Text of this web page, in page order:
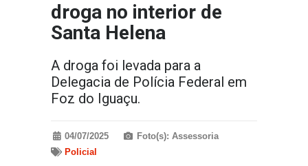
droga no interior de
Santa Helena
A droga foi levada para a
Delegacia de Polícia Federal em
Foz do Iguaçu.
04/07/2025
Foto(s): Assessoria
Policial